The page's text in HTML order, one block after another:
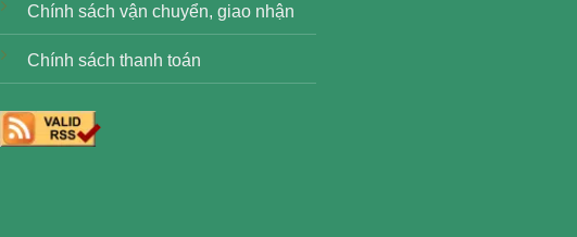
Chính sách vận chuyển, giao nhận
Chính sách thanh toán